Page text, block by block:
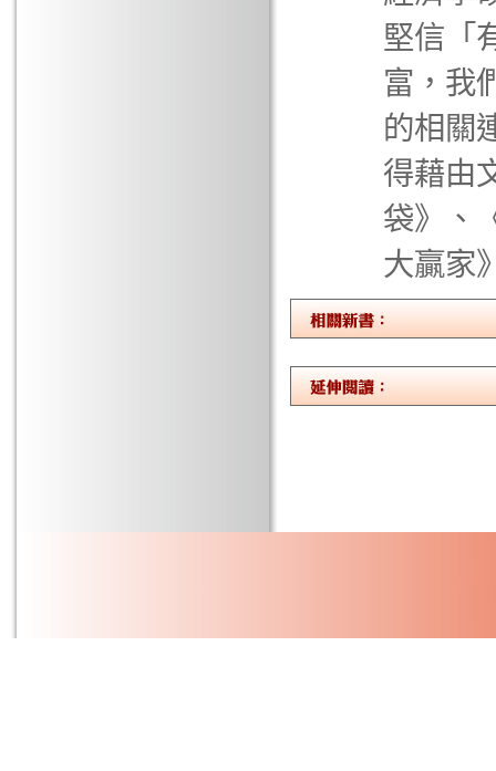
堅信「
富，我
的相關
得藉由
袋》、
大贏家